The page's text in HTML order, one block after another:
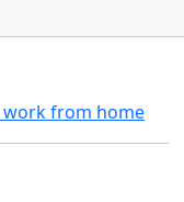
from home